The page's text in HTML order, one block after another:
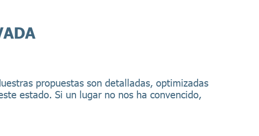
propuestas son detalladas, optimizadas
estado. Si un lugar no nos ha convencido,